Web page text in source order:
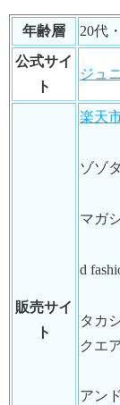
年齢層
20代
公式サイ
ト
ジュ
販売サイ
ト
楽天
ゾゾ
マガ
d
タカ
クエ
アン